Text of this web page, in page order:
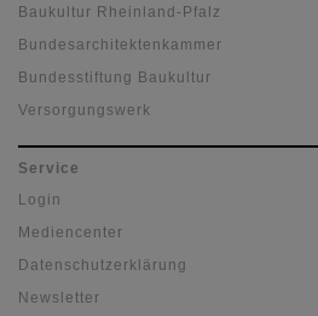
Baukultur Rheinland-Pfalz
Bundesarchitektenkammer
Bundesstiftung Baukultur
Versorgungswerk
Service
Login
Mediencenter
Datenschutzerklärung
Newsletter